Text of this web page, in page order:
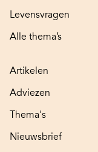
Levensvragen
Alle thema’s
Artikelen
Adviezen
Thema's
Nieuwsbrief